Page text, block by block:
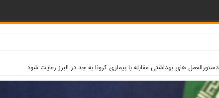
دستورالعمل های بهداشتی مقابله با بیماری کرونا به جد در البرز رعایت شود